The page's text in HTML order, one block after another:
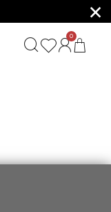
×
0